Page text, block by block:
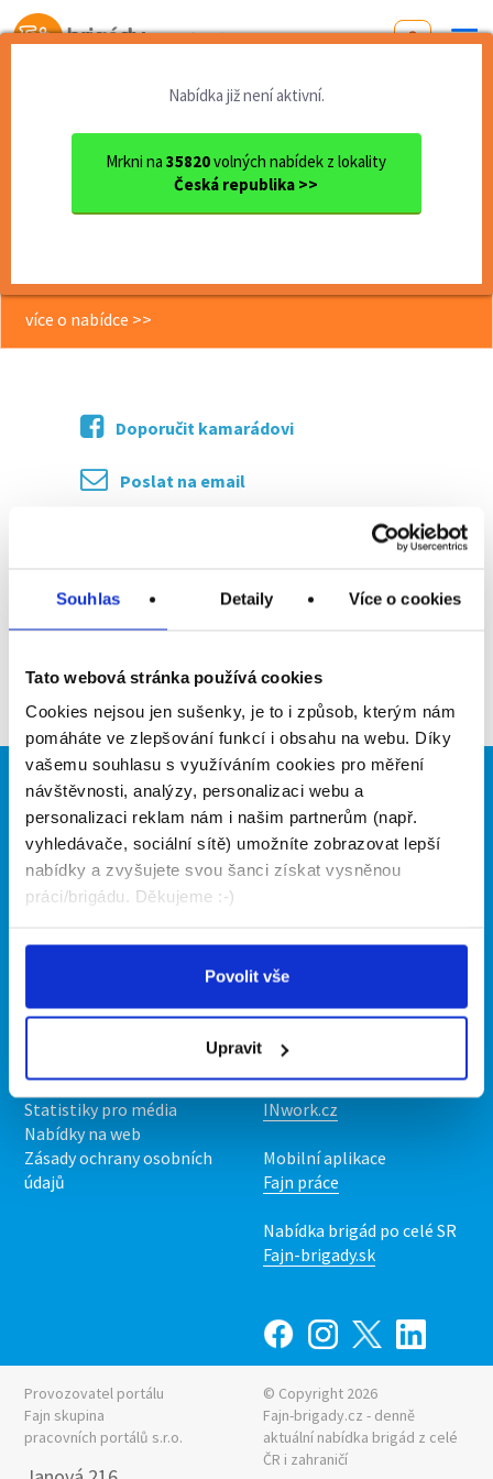
Souhlas Detaily Více o cookies
Tato webová stránka používá cookies
Cookies nejsou jen sušenky, je to i způsob, kterým nám
pomáháte ve zlepšování funkcí i obsahu na webu. Díky
vašemu souhlasu s využíváním cookies pro měření
návštěvnosti, analýzy, personalizaci webu a
personalizaci reklam nám i našim partnerům (např.
vyhledávače, sociální sítě) umožníte zobrazovat lepší
nabídky a zvyšujete svou šanci získat vysněnou
práci/brigádu. Děkujeme :-)
Povolit vše
Upravit
Od první brigády
Nabídka již není aktivní.
Mrkni na35820volných nabídek z lokality
Česká republika >>
Jihomoravský kraj
Cukrář/ka v cukrárně Větrní...
Cukrář/ka v cukrárně Větrník - i bez
více o nabídce >>
Doporučit kamarádovi
Poslat na email
Zpět
Brigádníci
Články
Hledané brigády
Firmy
Vložit inzerát
Ceník
Kontakt
Upravit předvolby cookies
Statistiky pro média
Nabídky na web
Zásady ochrany osobních
údajů
Naše další projekty
Mobilní aplikace
Nabídka práce z celé ČR
INwork.cz
Mobilní aplikace
Fajn práce
Nabídka brigád po celé SR
Fajn-brigady.sk
Provozovatel portálu
Fajn skupina
pracovních portálů s.r.o.
© Copyright 2026
Fajn-brigady.cz - denně
aktuální nabídka brigád z celé
ČR i zahraničí